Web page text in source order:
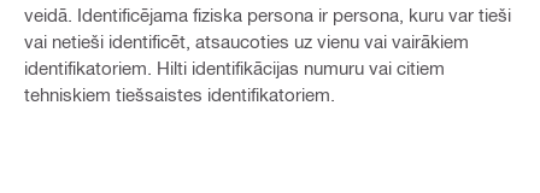
veidā. Identificējama fiziska persona ir persona, kuru var tieši
vai netieši identificēt, atsaucoties uz vienu vai vairākiem
identifikatoriem. Hilti identifikācijas numuru vai citiem
tehniskiem tiešsaistes identifikatoriem.